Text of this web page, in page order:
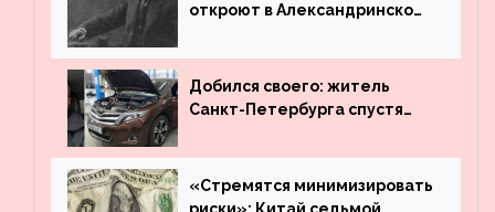
откроют в Александринском
Добился своего: житель
Санкт-Петербурга спустя
угнанную в Казахстан
машину
«Стремятся минимизировать